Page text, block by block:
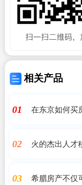
相关产品
01 在东京如何买
02 火的杰出人才
03 希腊房产不仅